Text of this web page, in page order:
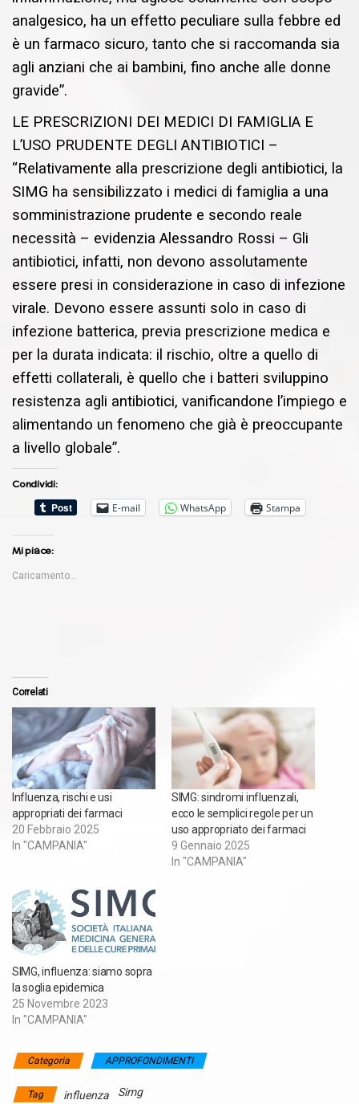
analgesico, ha un effetto peculiare sulla febbre ed
è un farmaco sicuro, tanto che si raccomanda sia
agli anziani che ai bambini, fino anche alle donne
gravide”.
LE PRESCRIZIONI DEI MEDICI DI FAMIGLIA E
L’USO PRUDENTE DEGLI ANTIBIOTICI –
“Relativamente alla prescrizione degli antibiotici, la
SIMG ha sensibilizzato i medici di famiglia a una
somministrazione prudente e secondo reale
necessità – evidenzia Alessandro Rossi – Gli
antibiotici, infatti, non devono assolutamente
essere presi in considerazione in caso di infezione
virale. Devono essere assunti solo in caso di
infezione batterica, previa prescrizione medica e
per la durata indicata: il rischio, oltre a quello di
effetti collaterali, è quello che i batteri sviluppino
resistenza agli antibiotici, vanificandone l’impiego e
alimentando un fenomeno che già è preoccupante
a livello globale”.
Condividi:
E-mail
WhatsApp Stampa
Mi piace:
Caricamento...
Correlati
Influenza, rischi e usi
appropriati dei farmaci
20 Febbraio 2025
In "CAMPANIA"
SIMG: sindromi influenzali,
ecco le semplici regole per un
uso appropriato dei farmaci
9 Gennaio 2025
In "CAMPANIA"
SIMG, influenza: siamo sopra
la soglia epidemica
25 Novembre 2023
In "CAMPANIA"
Categoria APPROFONDIMENTI
Tag influenza Simg